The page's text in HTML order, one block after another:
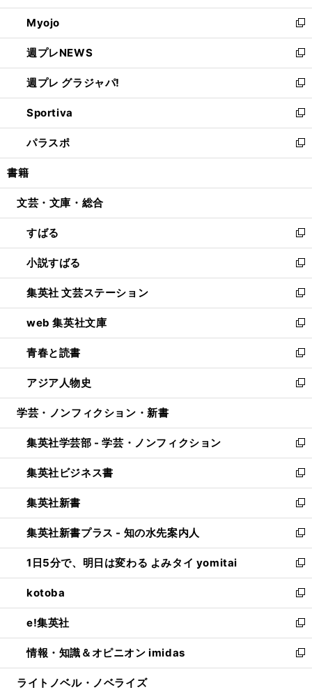
開
く
ウ
で
開
く
ン
ド
ウ
で
開
く
ウ
ィ
ン
ド
ウ
で
開
く
Myojo
新
し
い
ウ
ィ
ン
ド
ウ
で
開
週プレNEWS
新
し
い
ウ
ィ
ン
ド
ウ
開
週プレ グラジャパ!
新
し
い
ウ
ィ
ン
ウ
開
く
Sportiva
新
し
い
ウ
ン
ウ
で
開
く
パラスポ
新
し
ウ
ン
ド
ウ
で
開
く
書籍
文芸・文庫・総合
すばる
新
し
い
ウ
ィ
ン
ド
ウ
で
開
く
小説すばる
新
し
い
ウ
ィ
ン
ド
ウ
で
開
集英社 文芸ステーション
新
し
い
ウ
ィ
ン
ド
ウ
開
く
web 集英社文庫
新
し
い
ウ
ィ
ン
ウ
で
開
く
青春と読書
新
し
い
ウ
ン
ド
ウ
で
開
く
アジア人物史
新
し
ウ
ィ
ン
ド
ウ
で
開
く
学芸・ノンフィクション・新書
集英社学芸部 - 学芸・ノンフィクション
新
し
い
ウ
ィ
ン
ド
ウ
で
開
く
集英社ビジネス書
新
し
い
ウ
ィ
ン
ド
ウ
で
開
く
集英社新書
新
し
い
ウ
ィ
ン
ド
ウ
で
開
く
集英社新書プラス - 知の水先案内人
新
し
い
ウ
ィ
ン
ド
ウ
で
開
1日5分で、明日は変わる よみタイ yomitai
新
し
い
ウ
ィ
ン
ド
ウ
kotoba
新
し
い
ウ
ィ
ン
e!集英社
新
し
い
ウ
情報・知識＆オピニオン imidas
新
し
ライトノベル・ノベライズ